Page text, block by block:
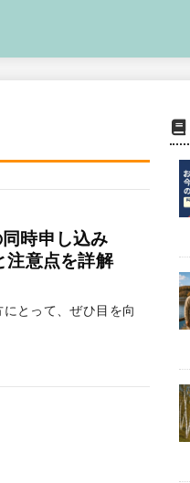
時申し込み
注意点を詳解
とって、ぜひ目を向